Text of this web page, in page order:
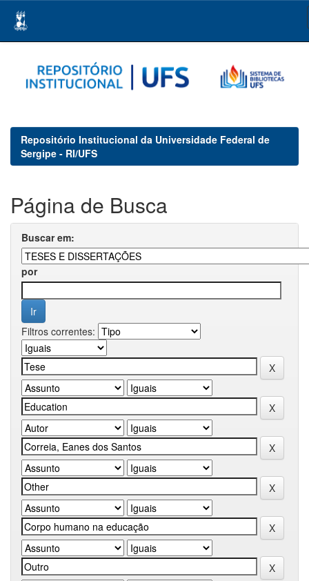
navigation
Repositório Institucional da Universidade Federal de
Sergipe - RI/UFS
Página de Busca
Buscar em:
por
Filtros correntes: